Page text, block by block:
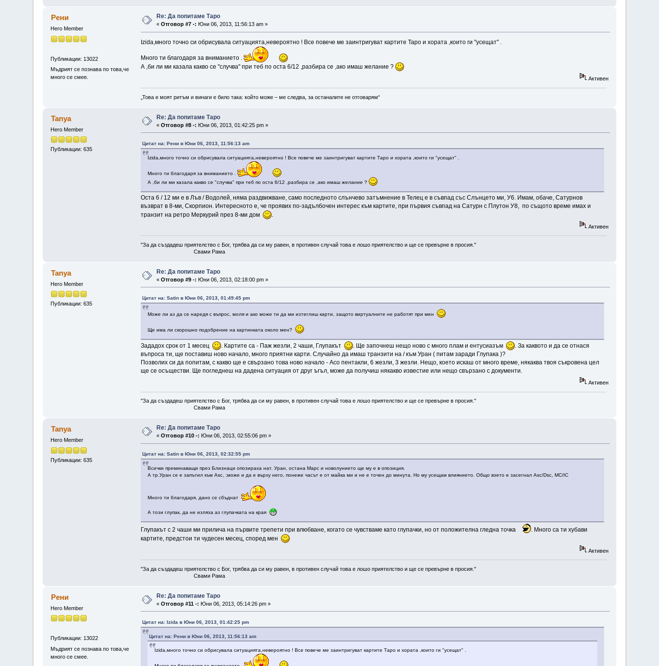
Рени
Hero Member
Публикации: 13022
Мъдрият се познава по това,че
много се смее.
Re: Да попитаме Таро
«Отговор #7 -: Юни 06, 2013, 11:56:13 am »
Izida,много точно си обрисувала ситуацията,невероятно ! Все повече ме заинтригуват картите Таро и хората ,които ги "усещат" .
Много ти благодаря за вниманието .
А ,би ли ми казала какво се "случва" при теб по оста 6/12 ,разбира се ,ако имаш желание ?
Активен
„Това е моят ритъм и винаги е било така: който може – ме следва, за останалите не отговарям“
Tanya
Hero Member
Публикации: 635
Re: Да попитаме Таро
«Отговор #8 -: Юни 06, 2013, 01:42:25 pm »
Цитат на: Рени в Юни 06, 2013, 11:56:13 am
Izida,много точно си обрисувала ситуацията,невероятно ! Все повече ме заинтригуват картите Таро и хората ,които ги "усещат" .
Много ти благодаря за вниманието .
А ,би ли ми казала какво се "случва" при теб по оста 6/12 ,разбира се ,ако имаш желание ?
Оста 6 / 12 ми е в Лъв / Водолей, няма раздвижване, само последното слънчево затъмнение в Телец е в съвпад със Слънцето ми, У6. Имам, обаче, Сатурнов
възврат в 8-ми, Скорпион. Интересното е, че проявих по-задълбочен интерес към картите, при първия съвпад на Сатурн с Плутон У8, по същото време имах и
транзит на ретро Меркурий през 8-ми дом
.
Активен
"За да създадеш приятелство с Бог, трябва да си му равен, в противен случай това е лошо приятелство и ще се превърне в просия."
Свами Рама
Tanya
Hero Member
Публикации: 635
Re: Да попитаме Таро
«Отговор #9 -: Юни 06, 2013, 02:18:00 pm »
Цитат на: Satin в Юни 06, 2013, 01:49:45 pm
Може ли аз да се наредя с въпрос, моля и ако може ти да ми изтеглиш карти, защото виртуалните не работят при мен
Ще има ли скорошно подобрение на картинката около мен?
Зададох срок от 1 месец . Картите са - Паж жезли, 2 чаши, Глупакът . Ще започнеш нещо ново с много плам и ентусиазъм
. За каквото и да се отнася
въпроса ти, ще поставиш ново начало, много приятни карти. Случайно да имаш транзити на / към Уран ( питам заради Глупака )?
Позволих си да попитам, с какво ще е свързано това ново начало - Асо пентакли, 6 жезли, 3 жезли. Нещо, което искаш от много време, някаква твоя съкровена цел
ще се осъществи. Ще погледнеш на дадена ситуация от друг ъгъл, може да получиш някакво известие или нещо свързано с документи.
Активен
"За да създадеш приятелство с Бог, трябва да си му равен, в противен случай това е лошо приятелство и ще се превърне в просия."
Свами Рама
Tanya
Hero Member
Публикации: 635
Re: Да попитаме Таро
«Отговор #10 -: Юни 06, 2013, 02:55:06 pm »
Цитат на: Satin в Юни 06, 2013, 02:32:55 pm
Всички преминаващи през Близнаци опозираха нат. Уран, остана Марс и новолунието ще му е в опозиция.
А тр.Уран се е запътил към Asc, ;може и да е върху него, понеже часът е от майка ми и не е точен до минута. Но му усещам влиянието. Общо взето е засегнал Asc/Dsc, МС/IC
Много ти благодаря, дано се сбъднат
А този глупак, да не изляза аз глупачката на края
Глупакът с 2 чаши ми прилича на първите трепети при влюбване, когато се чувстваме като глупачки, но от положителна гледна точка
. Много са ти хубави
картите, предстои ти чудесен месец, според мен
Активен
"За да създадеш приятелство с Бог, трябва да си му равен, в противен случай това е лошо приятелство и ще се превърне в просия."
Свами Рама
Рени
Hero Member
Публикации: 13022
Мъдрият се познава по това,че
много се смее.
Re: Да попитаме Таро
«Отговор #11 -: Юни 06, 2013, 05:14:26 pm »
Цитат на: Izida в Юни 06, 2013, 01:42:25 pm
Цитат на: Рени в Юни 06, 2013, 11:56:13 am
Izida,много точно си обрисувала ситуацията,невероятно ! Все повече ме заинтригуват картите Таро и хората ,които ги "усещат" .